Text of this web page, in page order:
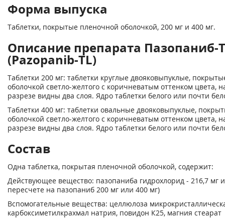
Форма выпуска
Таблетки, покрытые пленочной оболочкой, 200 мг и 400 мг.
Описание препарата Пазопаниб-
(Pazopanib-TL)
Таблетки 200 мг: таблетки круглые двояковыпуклые,
оболочкой светло-желтого с коричневатым оттенком цвета,
разрезе видны два слоя. Ядро таблетки белого или почти
Таблетки 400 мг: таблетки овальные двояковыпуклые,
оболочкой светло-желтого с коричневатым оттенком цвета,
разрезе видны два слоя. Ядро таблетки белого или почти
Состав
Одна таблетка, покрытая пленочной оболочкой, содержит:
Действующее вещество: пазопаниба гидрохлорид - 216,7 мг
пересчете на пазопаниб 200 мг или 400 мг)
Вспомогательные вещества: целлюлоза
карбоксиметилкрахмал натрия, повидон К25, магния стеарат